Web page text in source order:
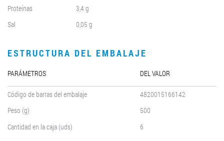
Proteínas
3,4 g
Sal
0,05 g
ESTRUCTURA DEL EMBALAJE
PARÁMETROS DEL VALOR
Código de barras del embalaje
4820015166142
Peso (g)
500
Cantidad en la caja (uds)
6